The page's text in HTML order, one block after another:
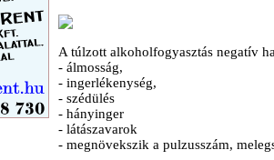
A túlzott alkoholfogyasztás negatív
- álmosság,
- ingerlékenység,
- szédülés
- hányinger
- látászavarok
- megnövekszik a pulzusszám,